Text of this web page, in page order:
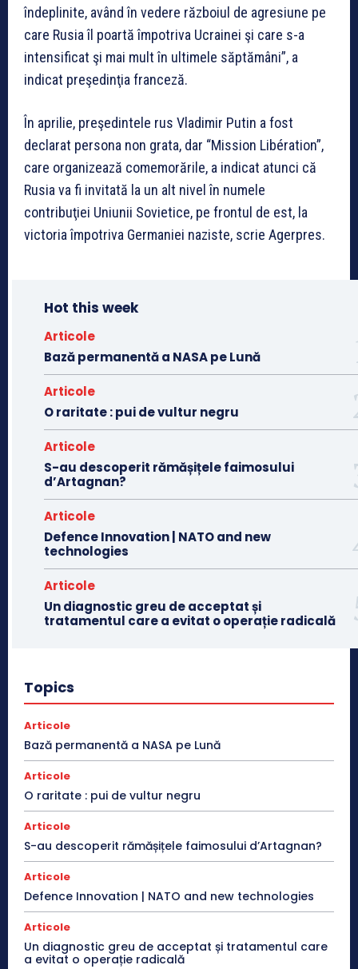
îndeplinite, având în vedere războiul de agresiune pe
care Rusia îl poartă împotriva Ucrainei şi care s-a
intensificat şi mai mult în ultimele săptămâni”, a
indicat preşedinţia franceză.
În aprilie, preşedintele rus Vladimir Putin a fost
declarat persona non grata, dar “Mission Libération”,
care organizează comemorările, a indicat atunci că
Rusia va fi invitată la un alt nivel în numele
contribuţiei Uniunii Sovietice, pe frontul de est, la
victoria împotriva Germaniei naziste, scrie Agerpres.
Hot this week
Articole
Bază permanentă a NASA pe Lună
Articole
O raritate : pui de vultur negru
Articole
S-au descoperit rămășițele faimosului
d’Artagnan?
Articole
Defence Innovation | NATO and new
technologies
Articole
Un diagnostic greu de acceptat și
tratamentul care a evitat o operație radicală
Topics
Articole
Bază permanentă a NASA pe Lună
Articole
O raritate : pui de vultur negru
Articole
S-au descoperit rămășițele faimosului d’Artagnan?
Articole
Defence Innovation | NATO and new technologies
Articole
Un diagnostic greu de acceptat și tratamentul care
a evitat o operație radicală